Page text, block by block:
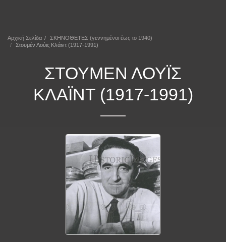
Αρχική Σελίδα
ΣΚΗΝΟΘΕΤΕΣ (γεννημένοι έως το 1940)
Στουμέν Λούις Κλάιντ (1917-1991)
ΣΤΟΥΜΈΝ ΛΟΎΙΣ
ΚΛΆΙΝΤ (1917-1991)